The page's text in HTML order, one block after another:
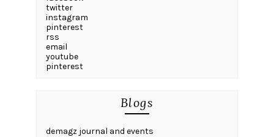
twitter
instagram
pinterest
rss
email
youtube
pinterest
Blogs
demagz journal and events